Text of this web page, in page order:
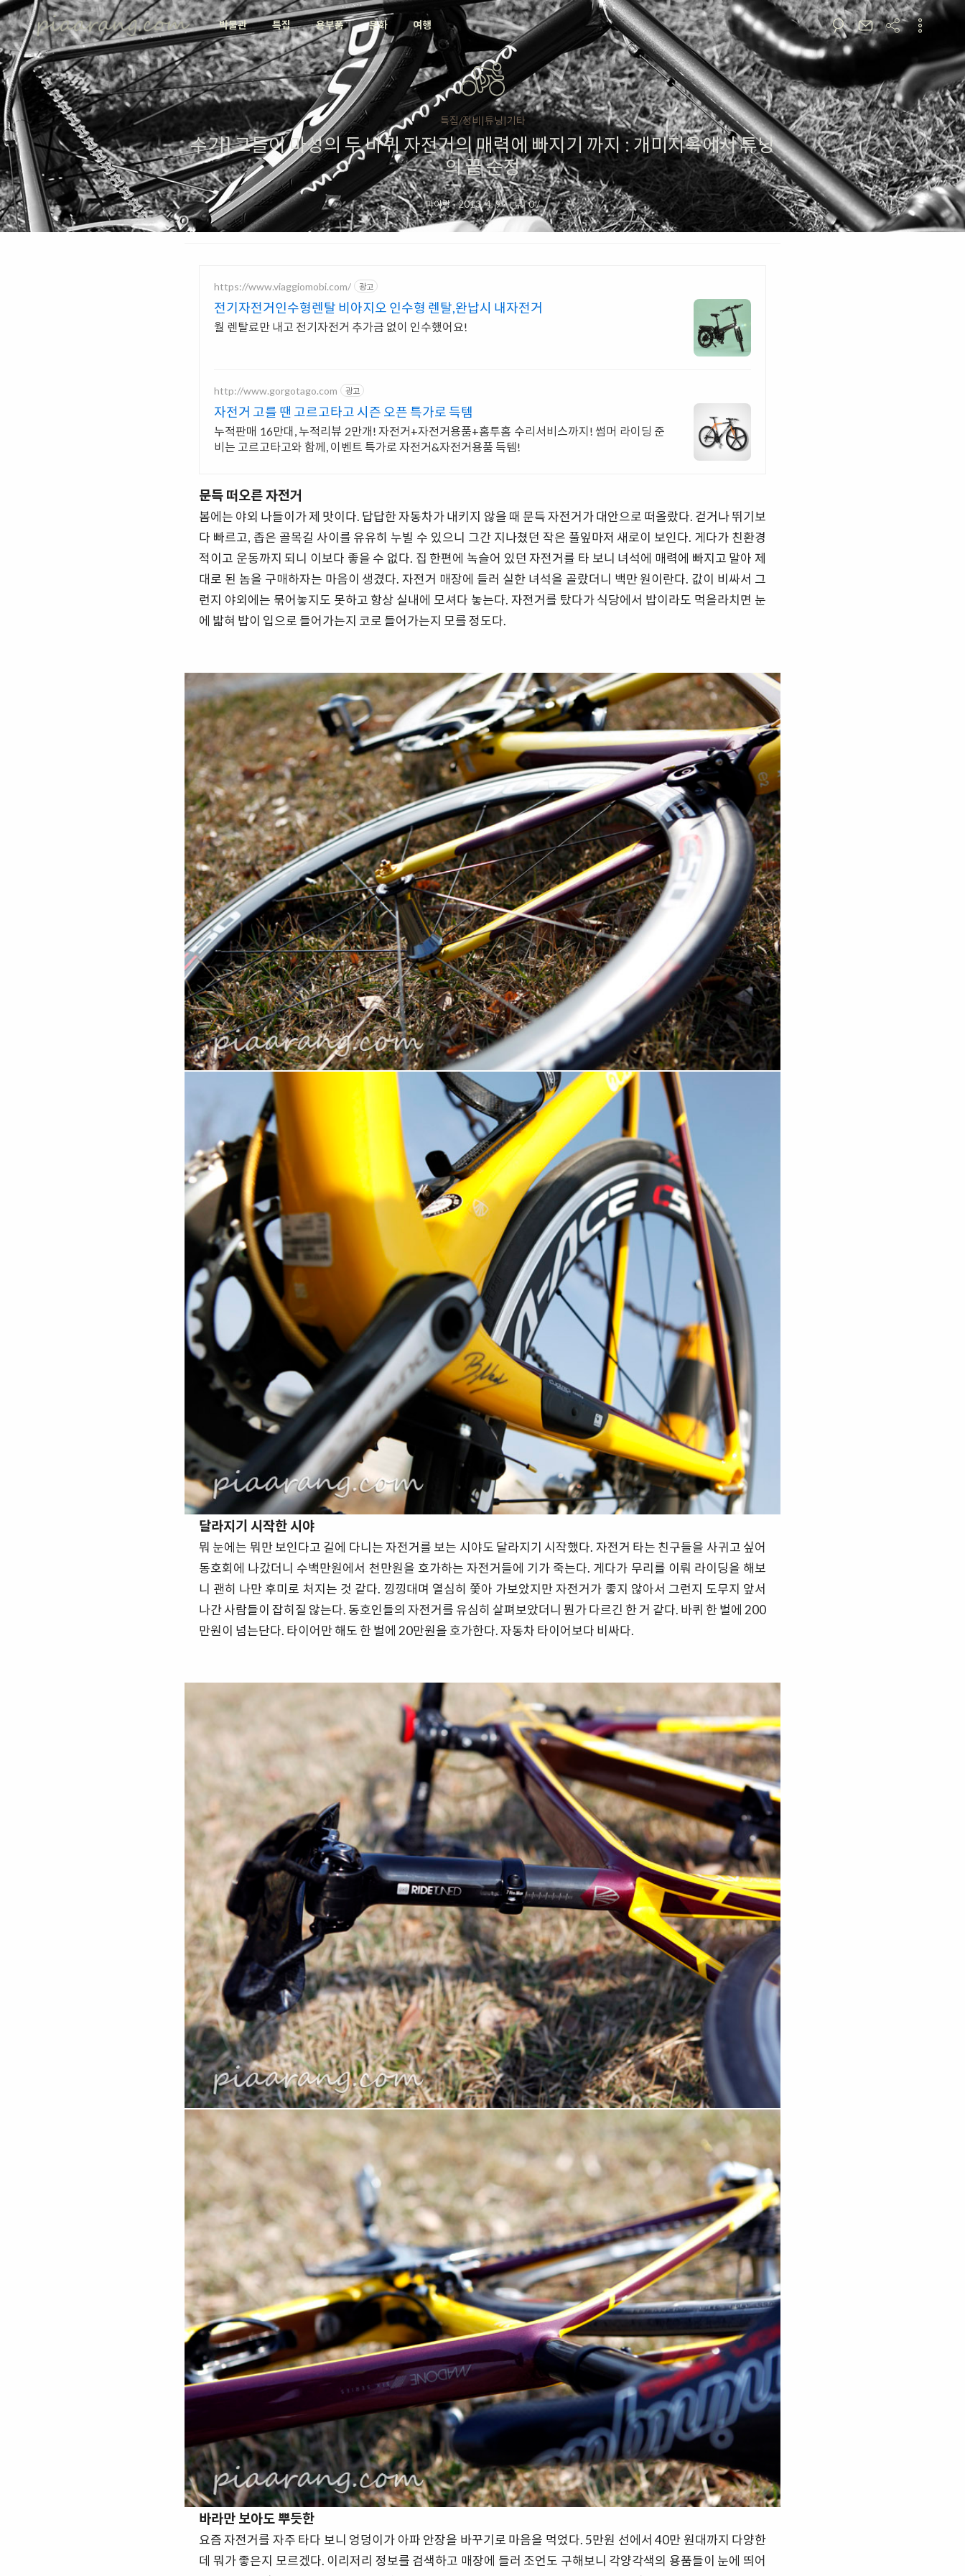
박물관 특집 용부품 문화 여행
특집/정비|튜닝|기타
수기] 그들이 마성의 두 바퀴 자전거의 매력에 빠지기 까지 : 개미지옥에서 튜닝
의 끝 순정
피아랑·2013. 4. 9· 0/
https://www.viaggiomobi.com/ 광고
전기자전거인수형렌탈 비아지오 인수형 렌탈,완납시 내자전거
월 렌탈료만 내고 전기자전거 추가금 없이 인수했어요!
http://www.gorgotago.com 광고
자전거 고를 땐 고르고타고 시즌 오픈 특가로 득템
누적판매 16만대, 누적리뷰 2만개! 자전거+자전거용품+홈투홈 수리서비스까지! 썸머 라이딩 준
비는 고르고타고와 함께, 이벤트 특가로 자전거&자전거용품 득템!
문득 떠오른 자전거
봄에는 야외 나들이가 제 맛이다. 답답한 자동차가 내키지 않을 때 문득 자전거가 대안으로 떠올랐다. 걷거나 뛰기보
다 빠르고, 좁은 골목길 사이를 유유히 누빌 수 있으니 그간 지나쳤던 작은 풀잎마저 새로이 보인다. 게다가 친환경
적이고 운동까지 되니 이보다 좋을 수 없다. 집 한편에 녹슬어 있던 자전거를 타 보니 녀석에 매력에 빠지고 말아 제
대로 된 놈을 구매하자는 마음이 생겼다. 자전거 매장에 들러 실한 녀석을 골랐더니 백만 원이란다. 값이 비싸서 그
런지 야외에는 묶어놓지도 못하고 항상 실내에 모셔다 놓는다. 자전거를 탔다가 식당에서 밥이라도 먹을라치면 눈
에 밟혀 밥이 입으로 들어가는지 코로 들어가는지 모를 정도다.
달라지기 시작한 시야
뭐 눈에는 뭐만 보인다고 길에 다니는 자전거를 보는 시야도 달라지기 시작했다. 자전거 타는 친구들을 사귀고 싶어
동호회에 나갔더니 수백만원에서 천만원을 호가하는 자전거들에 기가 죽는다. 게다가 무리를 이뤄 라이딩을 해보
니 괜히 나만 후미로 처지는 것 같다. 낑낑대며 열심히 쫓아 가보았지만 자전거가 좋지 않아서 그런지 도무지 앞서
나간 사람들이 잡히질 않는다. 동호인들의 자전거를 유심히 살펴보았더니 뭔가 다르긴 한 거 같다. 바퀴 한 벌에 200
만원이 넘는단다. 타이어만 해도 한 벌에 20만원을 호가한다. 자동차 타이어보다 비싸다.
바라만 보아도 뿌듯한
요즘 자전거를 자주 타다 보니 엉덩이가 아파 안장을 바꾸기로 마음을 먹었다. 5만원 선에서 40만 원대까지 다양한
데 뭐가 좋은지 모르겠다. 이리저리 정보를 검색하고 매장에 들러 조언도 구해보니 각양각색의 용품들이 눈에 띄어